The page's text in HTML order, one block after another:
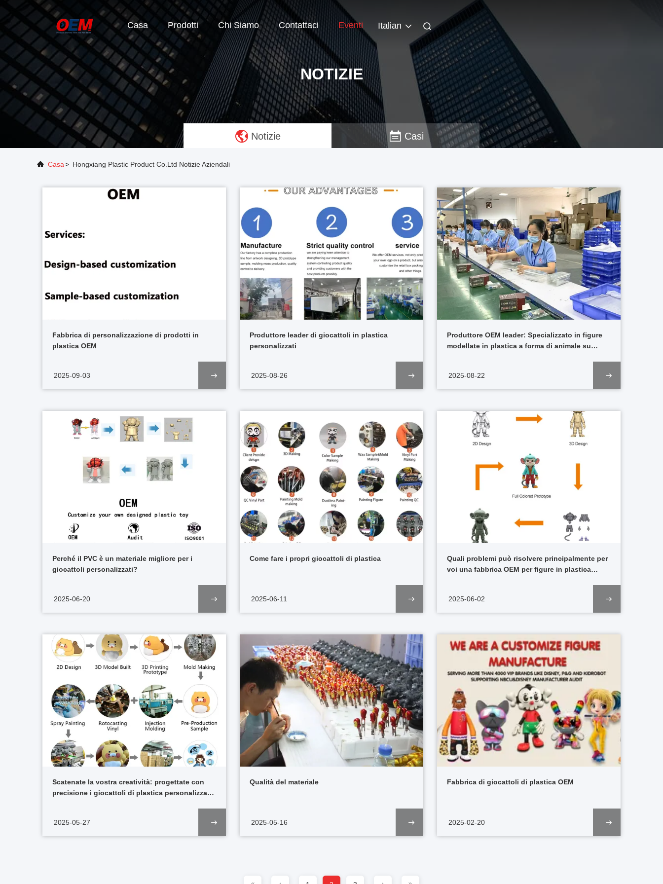
Casa Prodotti Chi Siamo Contattaci Eventi Italian
NOTIZIE
Notizie Casi
Casa> Hongxiang Plastic Product Co.Ltd Notizie Aziendali
Fabbrica di personalizzazione di prodotti in
plastica OEM
2025-09-03
Produttore leader di giocattoli in plastica
personalizzati
2025-08-26
Produttore OEM leader: Specializzato in figure
modellate in plastica a forma di animale su
2025-08-22
Perché il PVC è un materiale migliore per i
giocattoli personalizzati?
2025-06-20
Come fare i propri giocattoli di plastica
2025-06-11
Quali problemi può risolvere principalmente per
voi una fabbrica OEM per figure in plastica
2025-06-02
Scatenate la vostra creatività: progettate con
precisione i giocattoli di plastica personalizzati
2025-05-27
Qualità del materiale
2025-05-16
Fabbrica di giocattoli di plastica OEM
2025-02-20